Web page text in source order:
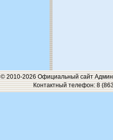
© 2010-2026 Официальный сайт
Контактный телефон: 8